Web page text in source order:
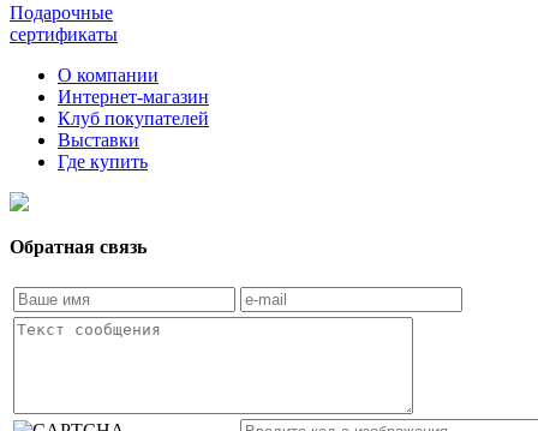
Подарочные
сертификаты
О компании
Интернет-магазин
Клуб покупателей
Выставки
Где купить
Обратная связь